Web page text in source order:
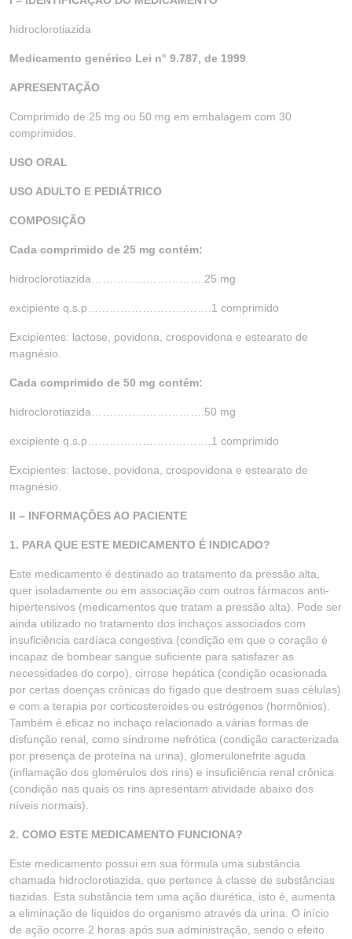
hidroclorotiazida
Medicamento genérico Lei n° 9.787, de 1999
APRESENTAÇÃO
Comprimido de 25 mg ou 50 mg em embalagem com 30
comprimidos.
USO ORAL
USO ADULTO E PEDIÁTRICO
COMPOSIÇÃO
Cada comprimido de 25 mg contém:
hidroclorotiazida………………………….25 mg
excipiente q.s.p…………………………….1 comprimido
Excipientes: lactose, povidona, crospovidona e estearato de
magnésio.
Cada comprimido de 50 mg contém:
hidroclorotiazida………………………….50 mg
excipiente q.s.p…………………………….1 comprimido
Excipientes: lactose, povidona, crospovidona e estearato de
magnésio.
II – INFORMAÇÕES AO PACIENTE
1. PARA QUE ESTE MEDICAMENTO É INDICADO?
Este medicamento é destinado ao tratamento da pressão alta,
quer isoladamente ou em associação com outros fármacos anti-
hipertensivos (medicamentos que tratam a pressão alta). Pode ser
ainda utilizado no tratamento dos inchaços associados com
insuficiência cardíaca congestiva (condição em que o coração é
incapaz de bombear sangue suficiente para satisfazer as
necessidades do corpo), cirrose hepática (condição ocasionada
por certas doenças crônicas do fígado que destroem suas células)
e com a terapia por corticosteroides ou estrógenos (hormônios).
Também é eficaz no inchaço relacionado a várias formas de
disfunção renal, como síndrome nefrótica (condição caracterizada
por presença de proteína na urina), glomerulonefrite aguda
(inflamação dos glomérulos dos rins) e insuficiência renal crônica
(condição nas quais os rins apresentam atividade abaixo dos
níveis normais).
2. COMO ESTE MEDICAMENTO FUNCIONA?
Este medicamento possui em sua fórmula uma substância
chamada hidroclorotiazida, que pertence à classe de substâncias
tiazidas. Esta substância tem uma ação diurética, isto é, aumenta
a eliminação de líquidos do organismo através da urina. O início
de ação ocorre 2 horas após sua administração, sendo o efeito